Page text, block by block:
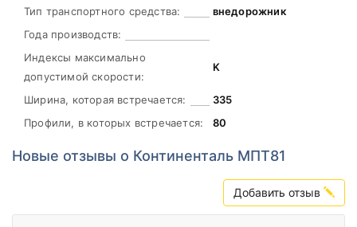
Тип транспортного средства:
внедорожник
Года производств:
Индексы максимально
допустимой скорости:
K
Ширина, которая встречается:
335
Профили, в которых встречается:
80
Новые отзывы о Континенталь МПТ81
Добавить отзыв